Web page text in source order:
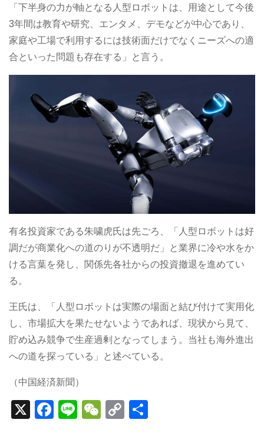
「下半身の力が軸となる人型ロボットは、用途として今後
3年間は教育や研究、エンタメ、デモなどが中心であり、
家庭や工場で利用するには技術面だけでなくニーズへの適
合といった問題も存在する」と言う。
有名投資家である朱嘨虎氏は先ごろ、「人型ロボットは好
調だが商業化への道のりが不透明だ」と業界に冷や水をか
ける言葉を発し、関係先各社からの投資撤退を進めてい
る。
王氏は、「人型ロボットは実際の場面と結び付けて実用化
し、市場拡大を果たせないようであれば、現状から見て、
貯め込み競争で生産過剰となってしまう。当社も海外進出
への道を探っている」と述べている。
（中国経済新聞）
X F
a
Li
n
W
e
C
o